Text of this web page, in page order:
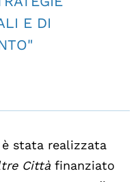
E DI
stata realizzata
Città finanziato